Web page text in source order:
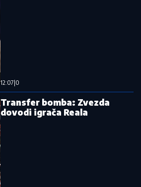
12:07 0
Transfer bomba: Zvezda
dovodi igrača Reala